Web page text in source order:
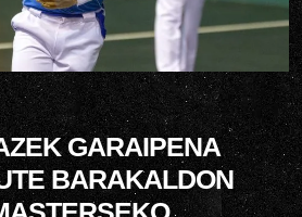
GARAIPENA
BARAKALDON